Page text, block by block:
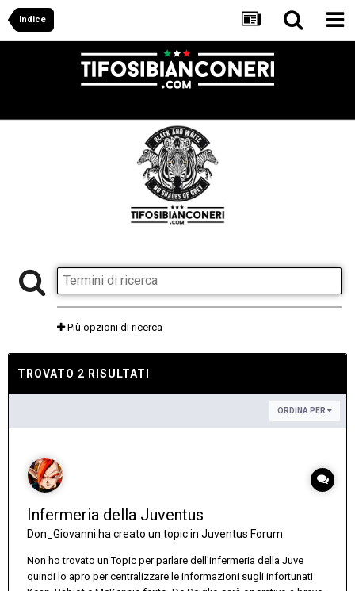
Indice
Più opzioni di ricerca
TROVATO 2 RISULTATI
ORDINA PER
Infermeria della Juventus
Don_Giovanni ha creato un topic in Juventus Forum
Non ho trovato un Topic per parlare dell'infermeria della Juve
quindi lo apro per centralizzare le informazioni sugli infortunati